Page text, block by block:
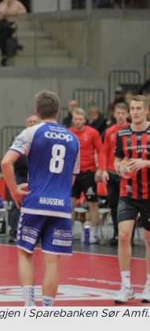
i Sparebanken Sør Amfi.